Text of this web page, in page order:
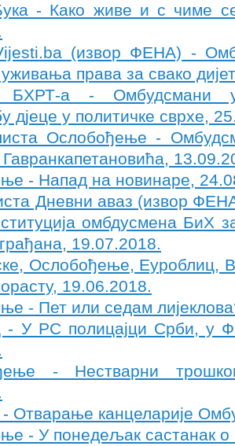
- Како живе и с чиме
(извор ФЕНА) -
права за свако
БХРТ-а - Омбудсмани
дјеце у политичке сврхе,
Ослобођење -
Гавранкапетановића,
- Напад на новинаре,
Дневни аваз (извор
омбдусмена БиХ
19.07.2018.
Ослобођење, Еуроблиц,
19.06.2018.
- Пет или седам
- У РС полицајци Срби, у
- Нестварни
Отварање канцеларије
- У понедељак састанак